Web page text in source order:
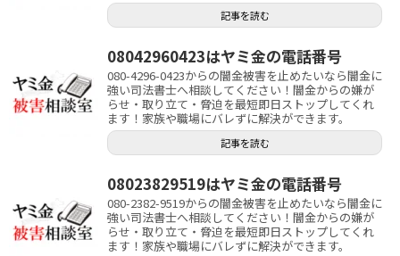
記事を読む
08042960423はヤミ金の電話番号
080-4296-0423からの闇金被害を止めたいなら闇金に
強い司法書士へ相談してください！闇金からの嫌が
らせ・取り立て・脅迫を最短即日ストップしてくれ
ます！家族や職場にバレずに解決ができます。
記事を読む
08023829519はヤミ金の電話番号
080-2382-9519からの闇金被害を止めたいなら闇金に
強い司法書士へ相談してください！闇金からの嫌が
らせ・取り立て・脅迫を最短即日ストップしてくれ
ます！家族や職場にバレずに解決ができます。